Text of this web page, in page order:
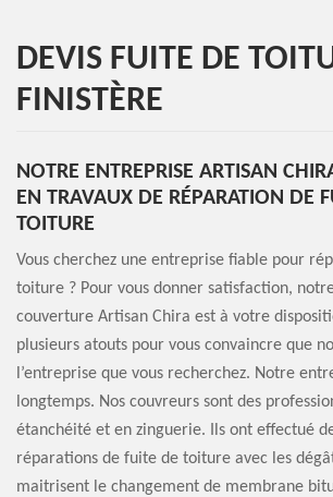
DEVIS FUITE DE
FINISTÈRE
NOTRE ENTREPRISE ARTISAN
EN TRAVAUX DE RÉPARATION DE
TOITURE
Vous cherchez une entreprise fiable pour
toiture ? Pour vous donner satisfaction,
couverture Artisan Chira est à votre
plusieurs atouts pour vous convaincre que
l’entreprise que vous recherchez. Notre
longtemps. Nos couvreurs sont des
étanchéité et en zinguerie. Ils ont effectué
réparations de fuite de toiture avec les
maitrisent le changement de membrane